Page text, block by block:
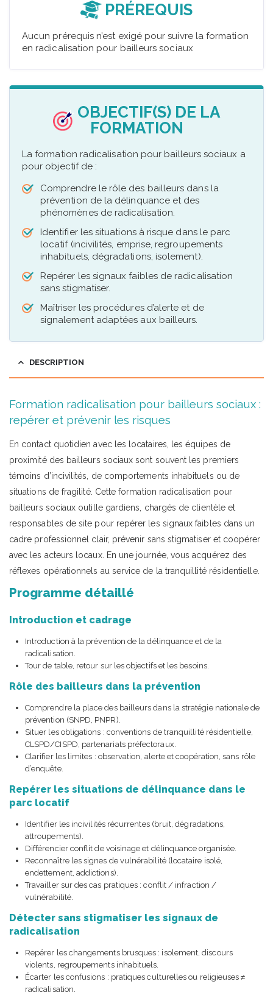
PRÉREQUIS
Aucun prérequis n’est exigé pour suivre la formation
en radicalisation pour bailleurs sociaux
OBJECTIF(S) DE LA
FORMATION
La formation radicalisation pour bailleurs sociaux a
pour objectif de :
Comprendre le rôle des bailleurs dans la
prévention de la délinquance et des
phénomènes de radicalisation.
Identifier les situations à risque dans le parc
locatif (incivilités, emprise, regroupements
inhabituels, dégradations, isolement).
Repérer les signaux faibles de radicalisation
sans stigmatiser.
Maîtriser les procédures d’alerte et de
signalement adaptées aux bailleurs.
DESCRIPTION
Formation radicalisation pour bailleurs sociaux :
repérer et prévenir les risques
En contact quotidien avec les locataires, les équipes de
proximité des bailleurs sociaux sont souvent les premiers
témoins d’incivilités, de comportements inhabituels ou de
situations de fragilité. Cette formation radicalisation pour
bailleurs sociaux outille gardiens, chargés de clientèle et
responsables de site pour repérer les signaux faibles dans un
cadre professionnel clair, prévenir sans stigmatiser et coopérer
avec les acteurs locaux. En une journée, vous acquérez des
réflexes opérationnels au service de la tranquillité résidentielle.
Programme détaillé
Introduction et cadrage
Introduction à la prévention de la délinquance et de la
radicalisation.
Tour de table, retour sur les objectifs et les besoins.
Rôle des bailleurs dans la prévention
Comprendre la place des bailleurs dans la stratégie nationale de
prévention (SNPD, PNPR).
Situer les obligations : conventions de tranquillité résidentielle,
CLSPD/CISPD, partenariats préfectoraux.
Clarifier les limites : observation, alerte et coopération, sans rôle
d’enquête.
Repérer les situations de délinquance dans le
parc locatif
Identifier les incivilités récurrentes (bruit, dégradations,
attroupements).
Différencier conflit de voisinage et délinquance organisée.
Reconnaître les signes de vulnérabilité (locataire isolé,
endettement, addictions).
Travailler sur des cas pratiques : conflit / infraction /
vulnérabilité.
Détecter sans stigmatiser les signaux de
radicalisation
Repérer les changements brusques : isolement, discours
violents, regroupements inhabituels.
Écarter les confusions : pratiques culturelles ou religieuses ≠
radicalisation.